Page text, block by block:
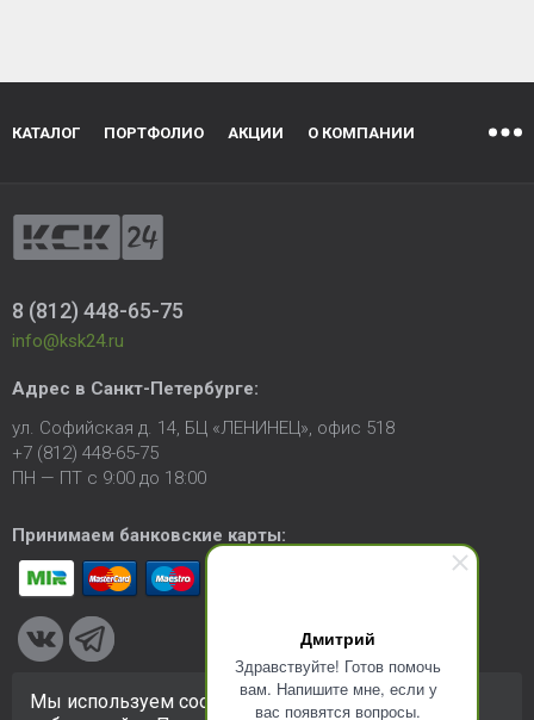
Дмитрий
Здравствуйте! Готов помочь
вам. Напишите мне, если у
вас появятся вопросы.
КАТАЛОГ ПОРТФОЛИО АКЦИИ О КОМПАНИИ
8 (812) 448-65-75
info@ksk24.ru
Адрес в Санкт-Петербурге:
ул. Софийская д. 14, БЦ «ЛЕНИНЕЦ», офис 518
+7 (812) 448-65-75
ПН — ПТ с 9:00 до 18:00
Принимаем банковские карты:
© 2005-2026 ООО «КСК». Сайт https://ksk24.ruсоздан
Мы используем cookie-файлы для улучшения